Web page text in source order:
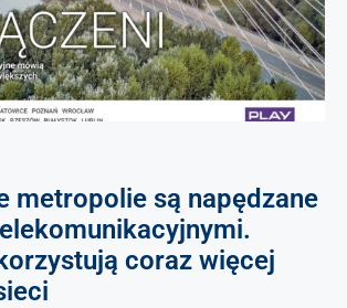
metropolie są napędzane
coraz więcej